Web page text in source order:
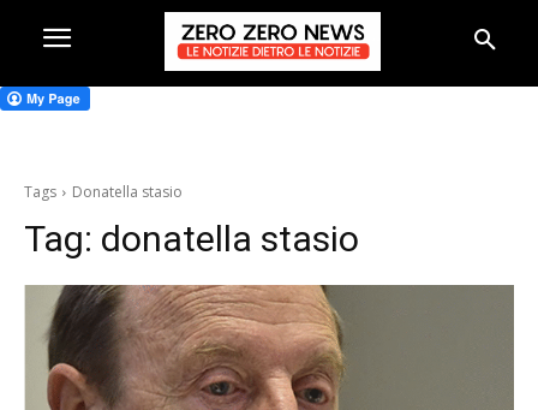
Tags Donatella stasio
Tag: donatella stasio